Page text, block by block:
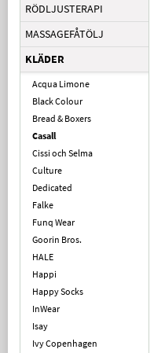
RÖDLJUSTERAPI
MASSAGEFÅTÖLJ
KLÄDER
Acqua Limone
Black Colour
Bread & Boxers
Casall
Cissi och Selma
Culture
Dedicated
Falke
Funq Wear
Goorin Bros.
HALE
Happi
Happy Socks
InWear
Isay
Ivy Copenhagen